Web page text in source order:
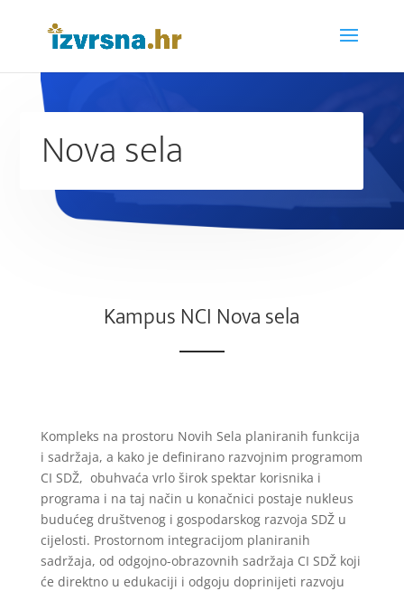
Nova sela
Kampus NCI Nova sela
Kompleks na prostoru Novih Sela planiranih funkcija
i sadržaja, a kako je definirano razvojnim programom
CI SDŽ, obuhvaća vrlo širok spektar korisnika i
programa i na taj način u konačnici postaje nukleus
budućeg društvenog i gospodarskog razvoja SDŽ u
cijelosti. Prostornom integracijom planiranih
sadržaja, od odgojno-obrazovnih sadržaja CI SDŽ koji
će direktno u edukaciji i odgoju doprinijeti razvoju